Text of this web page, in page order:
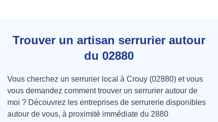
Trouver un artisan serrurier autour
du 02880
Vous cherchez un serrurier local à Crouy (02880) et vous
vous demandez comment trouver un serrurier autour de
moi ? Découvrez les entreprises de serrurerie disponibles
autour de vous, à proximité immédiate du 2880